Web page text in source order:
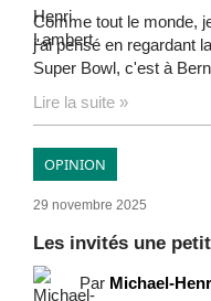
Comme tout le monde,
j'ai pensé en regardant
Super Bowl, c'est à
Lire la suite »
OPINION
29 novembre 2025
Les invités une
Par Michael-